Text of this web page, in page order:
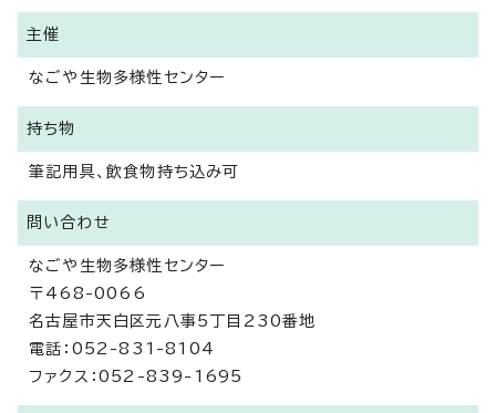
主催
なごや生物多様性センター
持ち物
筆記用具、飲食物持ち込み可
問い合わせ
なごや生物多様性センター
〒468-0066
名古屋市天白区元八事5丁目230番地
電話：052-831-8104
ファクス：052-839-1695